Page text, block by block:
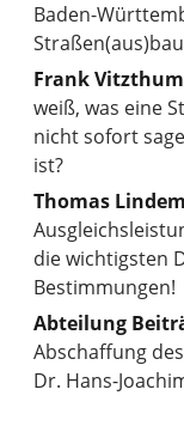
Baden-
Frank Vitzthum
weiß, was eine
nicht sofort
ist?
Thomas
die wichtigsten
Bestimmungen!
Abteilung
Abschaffung
Dr. Hans-